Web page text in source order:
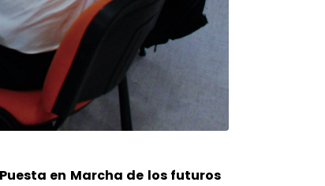
en Marcha de los futuros